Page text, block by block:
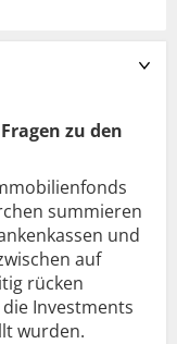
zu den
summieren
und
auf
rücken
Investments
wurden.